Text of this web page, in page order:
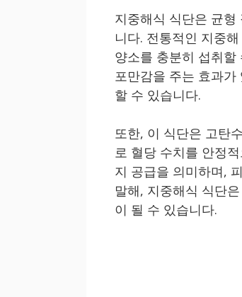
지중해식 식단은 균
니다. 전통적인 지중
양소를 충분히 섭취
포만감을 주는 효과
할 수 있습니다.
또한, 이 식단은 고탄
로 혈당 수치를 안정
지 공급을 의미하며,
말해, 지중해식 식단
이 될 수 있습니다.